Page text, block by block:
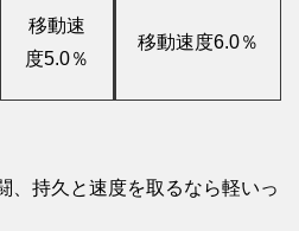
移動速
度5.0％
移動速度6.0％
、持久と速度を取るなら軽いっ